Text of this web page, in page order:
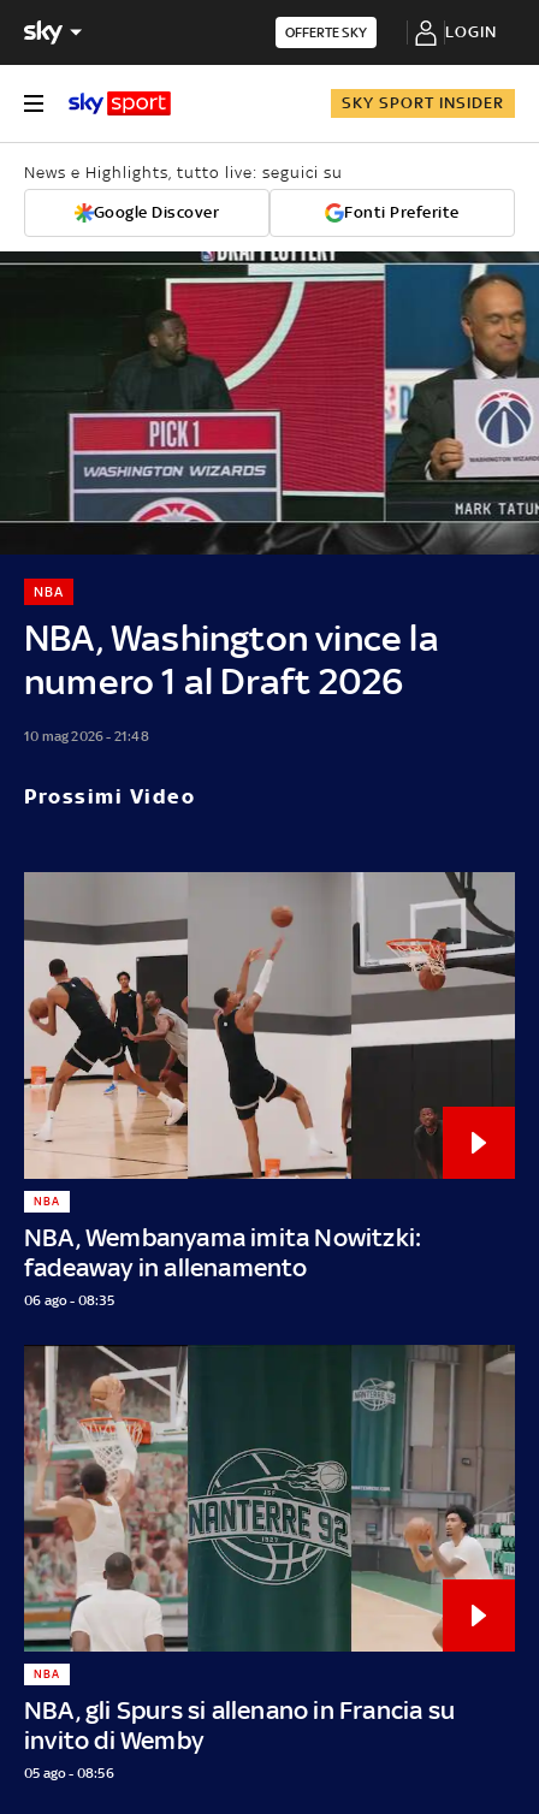
OFFERTE SKY LOGIN
SKY SPORT INSIDER
News e Highlights, tutto live: seguici su
Google Discover Fonti Preferite
NBA, Washington vince la
numero 1 al Draft 2026
NBA
10 mag 2026 - 21:48
Prossimi Video
NBA, Wembanyama imita Nowitzki:
fadeaway in allenamento
NBA
06 ago - 08:35
NBA, gli Spurs si allenano in Francia su
invito di Wemby
NBA
05 ago - 08:56